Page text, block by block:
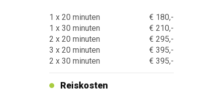
1 x 20 minuten
1 x 30 minuten
2 x 20 minuten
3 x 20 minuten
2 x 30 minuten
€ 180,-
€ 210,-
€ 295,-
€ 395,-
€ 395,-
Reiskosten